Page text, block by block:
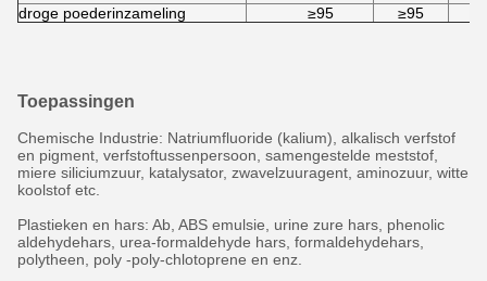
droge poederinzameling
≥95 ≥95
Toepassingen
Chemische Industrie: Natriumfluoride (kalium), alkalisch verfstof
en pigment, verfstoftussenpersoon, samengestelde meststof,
miere siliciumzuur, katalysator, zwavelzuuragent, aminozuur, witte
koolstof etc.
Plastieken en hars: Ab, ABS emulsie, urine zure hars, phenolic
aldehydehars, urea-formaldehyde hars, formaldehydehars,
polytheen, poly -poly-chlotoprene en enz.